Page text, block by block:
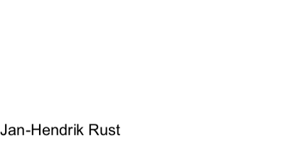
Jan-Hendrik Rust